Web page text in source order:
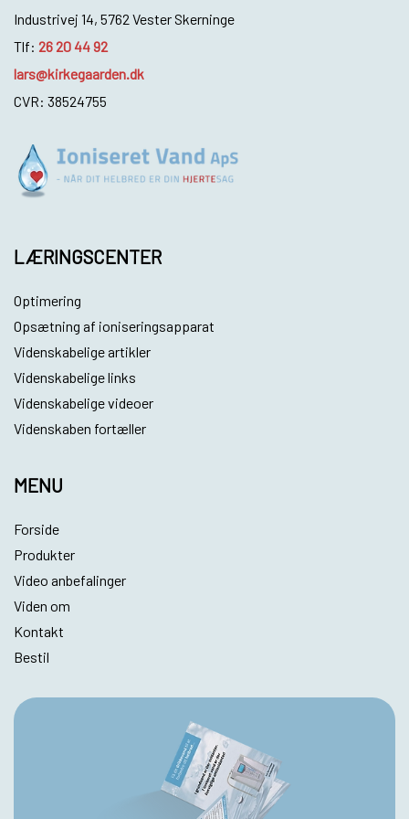
Industrivej 14, 5762 Vester Skerninge
Tlf: 26 20 44 92
lars@kirkegaarden.dk
CVR: 38524755
LÆRINGSCENTER
Optimering
Opsætning af ioniseringsapparat
Videnskabelige artikler
Videnskabelige links
Videnskabelige videoer
Videnskaben fortæller
MENU
Forside
Produkter
Video anbefalinger
Viden om
Kontakt
Bestil